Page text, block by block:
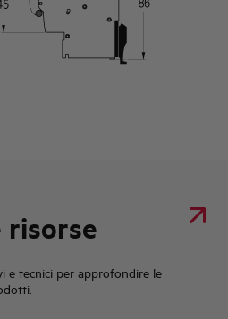
risorse
e tecnici per approfondire le